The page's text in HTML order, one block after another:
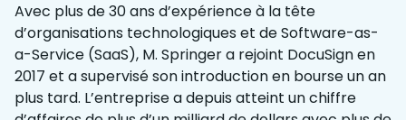
Avec plus de 30 ans d’expérience à la tête
d’organisations technologiques et de Software-as-
a-Service (SaaS), M. Springer a rejoint DocuSign en
2017 et a supervisé son introduction en bourse un an
plus tard. L’entreprise a depuis atteint un chiffre